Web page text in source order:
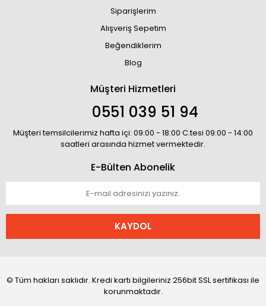
Siparişlerim
Alışveriş Sepetim
Beğendiklerim
Blog
Müşteri Hizmetleri
0551 039 51 94
Müşteri temsilcilerimiz hafta içi: 09:00 - 18:00 C.tesi 09:00 - 14:00
saatleri arasında hizmet vermektedir.
E-Bülten Abonelik
KAYDOL
© Tüm hakları saklıdır. Kredi kartı bilgileriniz 256bit SSL sertifikası ile
korunmaktadır.